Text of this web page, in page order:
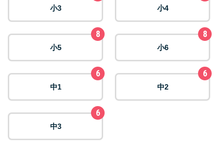
小3 小4
小5
8
小6
8
中1
6
中2
6
中3
6